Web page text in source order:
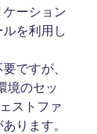
ーション
を利用し
ですが、
境のセッ
ストファ
ります。